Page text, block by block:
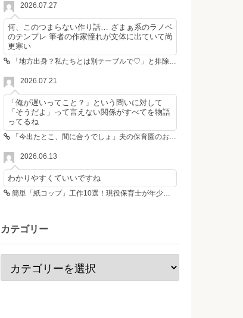
2026.07.27
何、このつまらない作り話… ざまぁ系のラノベ
のテンプレ 筆者の作家憧れが文体に出ていて尚
更寒い
「地方出身？私たちとは別テーブルで♡」と排除した女性4人組→その後4人が青ざめたワケ
2026.07.21
「俺が遅いってこと？」という問いに対して
「そうだよ」って言えない関係がすべてを物語
ってるね
「今出たとこ、間に合うでしょ」夫の保育園のお迎え遅刻に走る私、位置情報共有で逆転しました
2026.06.13
わかりやすくていいですね
簡単「紙コップ」工作10選！現役保育士が年少さんも作れる工作＆遊び方を紹介
カテゴリー